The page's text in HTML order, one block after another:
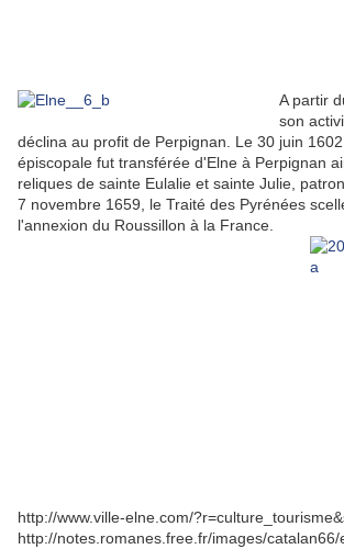
A partir
son
déclina au profit de Perpignan. Le 30 juin
épiscopale fut transférée d'Elne à Perpignan
reliques de sainte Eulalie et sainte Julie,
7 novembre 1659, le Traité des Pyrénées
l'annexion du Roussillon à la France.
http://www.ville-elne.com/
http://notes.romanes.free.fr/images/catalan66/